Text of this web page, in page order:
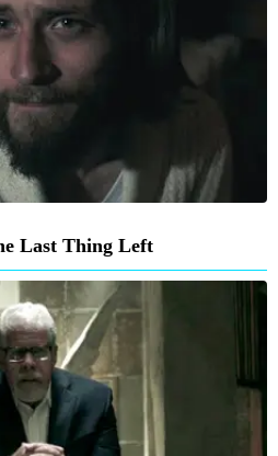
Last Thing Left